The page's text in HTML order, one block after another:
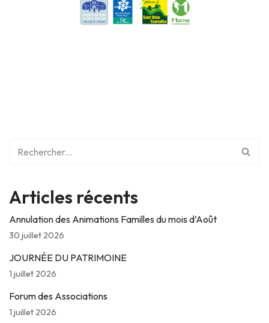
Articles récents
Annulation des Animations Familles du mois d’Août
30 juillet 2026
JOURNÉE DU PATRIMOINE
1 juillet 2026
Forum des Associations
1 juillet 2026